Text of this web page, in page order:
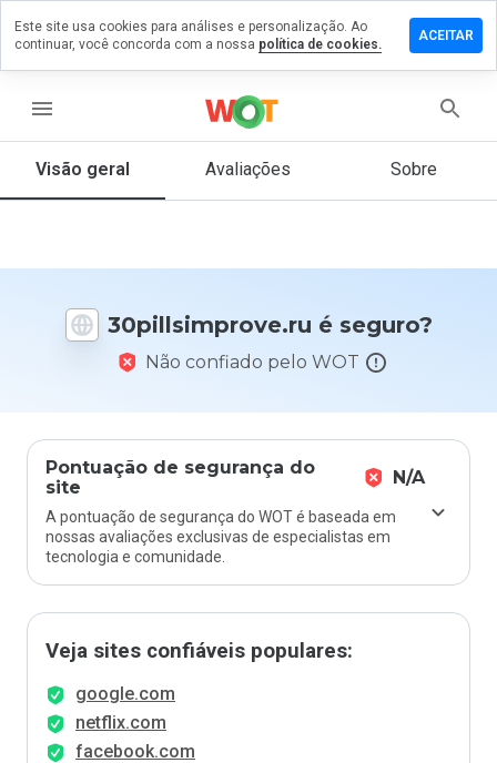
menu
Visão geral Avaliações Sobre
30pillsimprove.ru é seguro?
Não confiado pelo WOT
Pontuação de segurança do
site
N/A
A pontuação de segurança do WOT é baseada em
nossas avaliações exclusivas de especialistas em
tecnologia e comunidade.
Veja sites confiáveis populares:
google.com
netflix.com
facebook.com
um
em
De 1
nota
Este site usa cookies para análises e personalização. Ao
continuar, você concorda com a nossa política de cookies.
ACEITAR